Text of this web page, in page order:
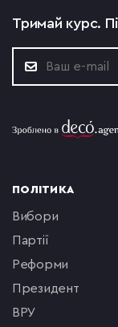
Тримай курс.
ПОЛІТИКА
вибори
партії
реформи
президент
ВРУ